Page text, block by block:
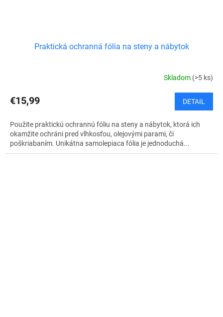
Praktická ochranná fólia na steny a nábytok
Skladom (>5 ks)
€15,99 DETAIL
Použite praktickú ochrannú fóliu na steny a nábytok, ktorá ich
okamžite ochráni pred vlhkosťou, olejovými parami, či
poškriabaním. Unikátna samolepiaca fólia je jednoduchá...